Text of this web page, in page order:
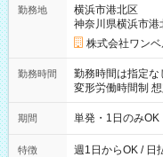
勤務地
横浜市港北区
神奈川県横浜市港
株式会社ワン
勤務時間
勤務時間は指定な
変形労働時間制 想定労働時
～21：00
期間 単発・1日のみOK
特徴
週1日からOK / 日